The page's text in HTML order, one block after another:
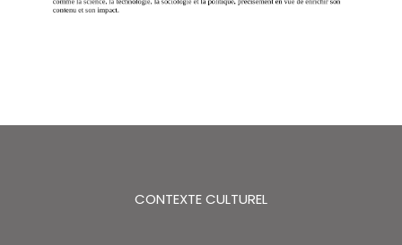
CONTEXTE CULTUREL